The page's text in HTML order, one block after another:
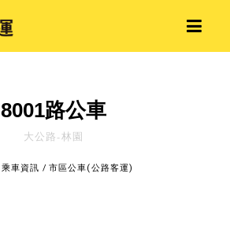
8001路公車
大公路-林園
乘車資訊 / 市區公車(公路客運)